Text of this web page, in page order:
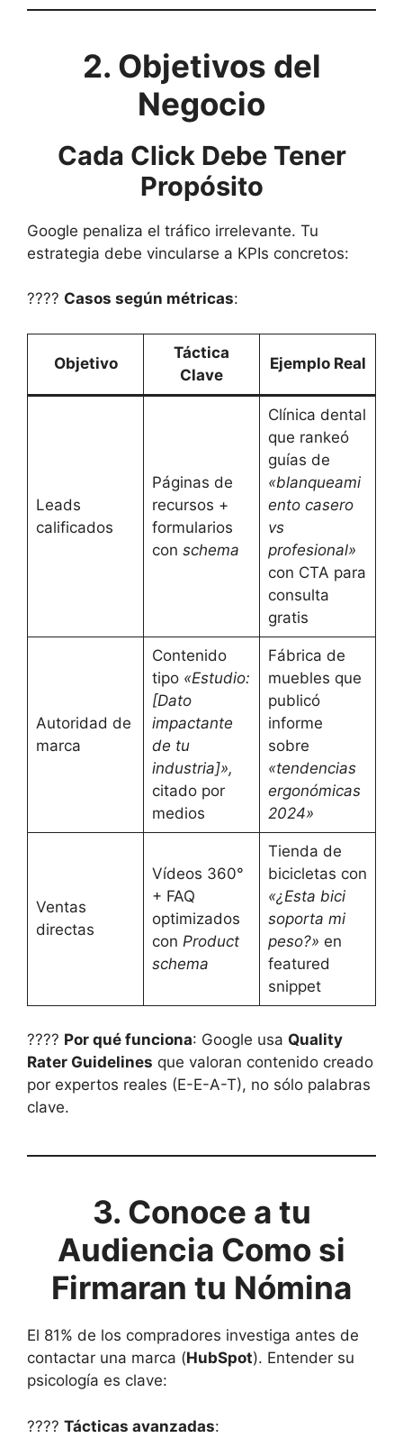
2. Objetivos del
Negocio
Cada Click Debe Tener
Propósito
Google penaliza el tráfico irrelevante. Tu
estrategia debe vincularse a KPIs concretos:
???? Casos según métricas:
Objetivo
Táctica
Clave
Ejemplo Real
Leads
calificados
Páginas de
recursos +
formularios
con schema
Clínica dental
que rankeó
guías de
«blanqueami
ento casero
vs
profesional»
con CTA para
consulta
gratis
Autoridad de
marca
Contenido
tipo «Estudio:
[Dato
impactante
de tu
industria]»,
citado por
medios
Fábrica de
muebles que
publicó
informe
sobre
«tendencias
ergonómicas
2024»
Ventas
directas
Vídeos 360°
+ FAQ
optimizados
con Product
schema
Tienda de
bicicletas con
«¿Esta bici
soporta mi
peso?» en
featured
snippet
???? Por qué funciona: Google usa Quality
Rater Guidelines que valoran contenido creado
por expertos reales (E-E-A-T), no sólo palabras
clave.
3. Conoce a tu
Audiencia Como si
Firmaran tu Nómina
El 81% de los compradores investiga antes de
contactar una marca (HubSpot). Entender su
psicología es clave:
???? Tácticas avanzadas: